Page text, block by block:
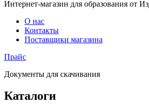
Интернет-магазин для образования от
О нас
Контакты
Поставщики магазина
Прайс
Документы для скачивания
Каталоги